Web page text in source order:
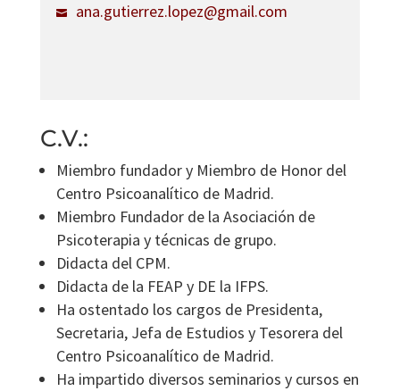
ana.gutierrez.lopez@gmail.com
C.V.:
Miembro fundador y Miembro de Honor del
Centro Psicoanalítico de Madrid.
Miembro Fundador de la Asociación de
Psicoterapia y técnicas de grupo.
Didacta del CPM.
Didacta de la FEAP y DE la IFPS.
Ha ostentado los cargos de Presidenta,
Secretaria, Jefa de Estudios y Tesorera del
Centro Psicoanalítico de Madrid.
Ha impartido diversos seminarios y cursos en